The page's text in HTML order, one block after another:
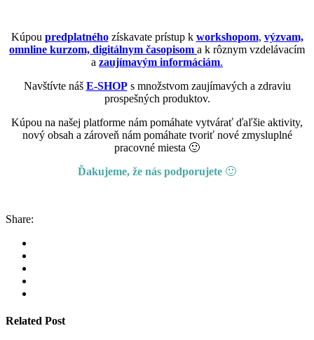
Kúpou predplatného získavate prístup k workshopom, výzvam,
omnline kurzom, digitálnym časopisom a k rôznym vzdelávacím
a zaujímavým informáciám.
Navštívte náš E-SHOPs množstvom zaujímavých a zdraviu
prospešných produktov.
Kúpou na našej platforme nám pomáhate vytvárať ďaľšie aktivity,
nový obsah a zároveň nám pomáhate tvoriť nové zmysluplné
pracovné miesta 🙂
Ďakujeme, že nás podporujete 🙂
Share:
Related Post